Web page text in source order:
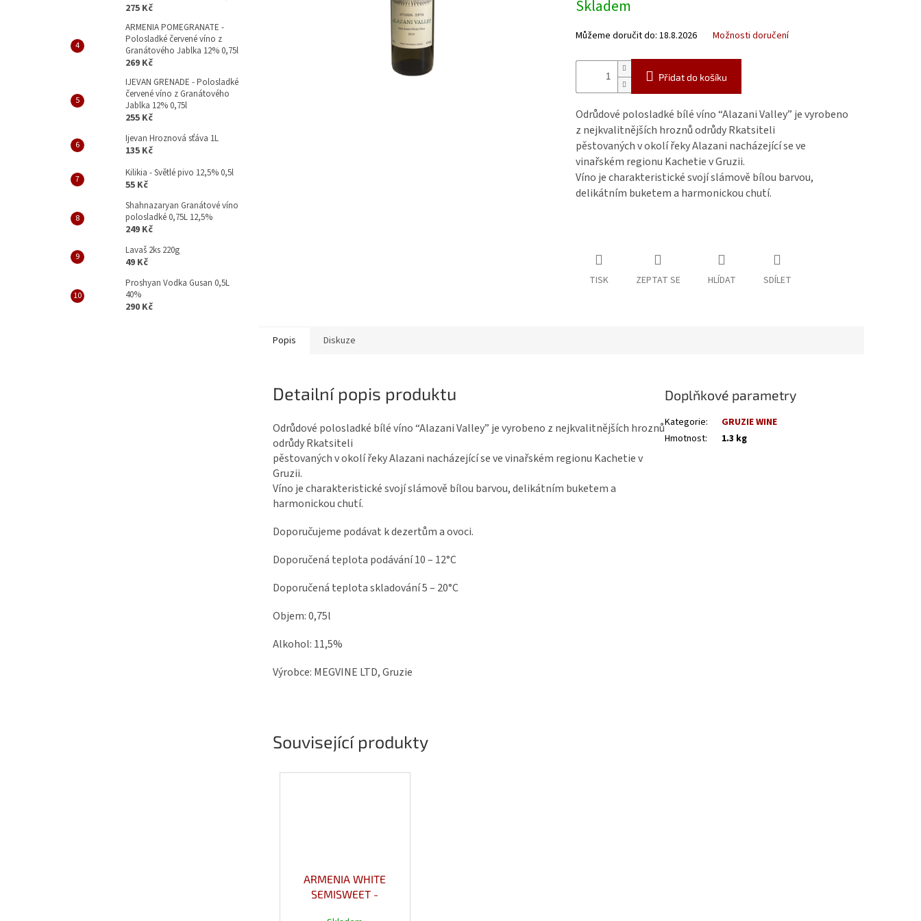
275 Kč
ARMENIA POMEGRANATE -
Polosladké červené víno z
Granátového Jablka 12% 0,75l
269 Kč
IJEVAN GRENADE - Polosladké
červené víno z Granátového
Jablka 12% 0,75l
255 Kč
Ijevan Hroznová sťáva 1L
135 Kč
Kilikia - Světlé pivo 12,5% 0,5l
55 Kč
Shahnazaryan Granátové víno
polosladké 0,75L 12,5%
249 Kč
Lavaš 2ks 220g
49 Kč
Proshyan Vodka Gusan 0,5L
40%
290 Kč
Skladem
Můžeme doručit do: 18.8.2026 Možnosti doručení
Přidat do košíku
Odrůdové polosladké bílé víno “Alazani Valley” je vyrobeno
z nejkvalitnějších hroznů odrůdy Rkatsiteli
pěstovaných v okolí řeky Alazani nacházející se ve
vinařském regionu Kachetie v Gruzii.
Víno je charakteristické svojí slámově bílou barvou,
delikátním buketem a harmonickou chutí.
TISK ZEPTAT SE HLÍDAT SDÍLET
Související produkty
ARMENIA WHITE
SEMISWEET -
Popis Diskuze
Detailní popis produktu
Odrůdové polosladké bílé víno “Alazani Valley” je vyrobeno z nejkvalitnějších hroznů
odrůdy Rkatsiteli
pěstovaných v okolí řeky Alazani nacházející se ve vinařském regionu Kachetie v
Gruzii.
Víno je charakteristické svojí slámově bílou barvou, delikátním buketem a
harmonickou chutí.
Doporučujeme podávat k dezertům a ovoci.
Doporučená teplota podávání 10 – 12°C
Doporučená teplota skladování 5 – 20°C
Objem: 0,75l
Alkohol: 11,5%
Výrobce: MEGVINE LTD, Gruzie
Doplňkové parametry
Kategorie:
GRUZIE WINE
Hmotnost: 1.3 kg